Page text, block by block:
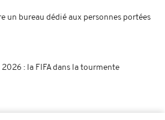
un bureau dédié aux personnes portées
: la FIFA dans la tourmente